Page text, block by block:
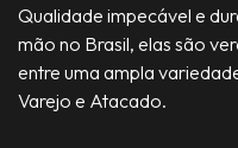
Qualidade impecável e
mão no Brasil, elas são
entre uma ampla
Varejo e Atacado.